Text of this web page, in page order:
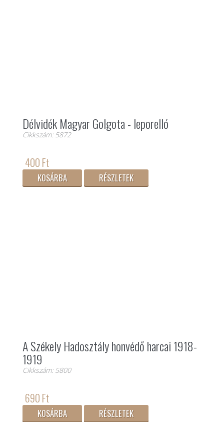
Délvidék Magyar Golgota - leporelló
Cikkszám: 5872
400 Ft
KOSÁRBA RÉSZLETEK
A Székely Hadosztály honvédő harcai 1918-
1919
Cikkszám: 5800
690 Ft
KOSÁRBA RÉSZLETEK